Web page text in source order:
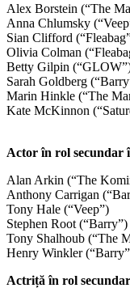
Alex Borstein (“The
Anna Chlumsky
Sian Clifford
Olivia Colman
Betty Gilpin
Sarah Goldberg
Marin Hinkle (“The
Kate McKinnon
Actor în rol secundar
Alan Arkin (“The
Anthony Carrigan
Tony Hale (“Veep”)
Stephen Root (“Barry”)
Tony Shalhoub (“The
Henry Winkler
Actriță în rol